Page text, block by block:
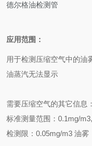
德尔格油检测管
应用范围：
用于检测压缩空气中的油
油蒸汽无法显示
需要压缩空气的其它信息：
标准测量范围：0.1mg/m
检测限：0.05mg/m3油雾